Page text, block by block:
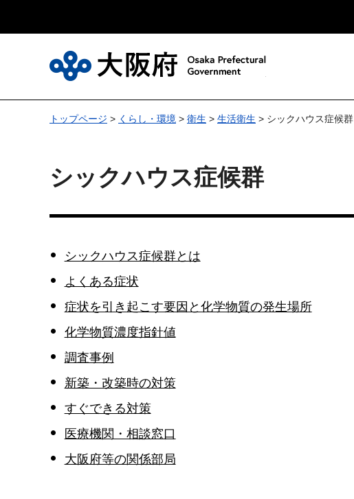
トップページ > くらし・環境 > 衛生 > 生活衛生 > シックハウス症候群
シックハウス症候群
シックハウス症候群とは
よくある症状
症状を引き起こす要因と化学物質の発生場所
化学物質濃度指針値
調査事例
新築・改築時の対策
すぐできる対策
医療機関・相談窓口
大阪府等の関係部局